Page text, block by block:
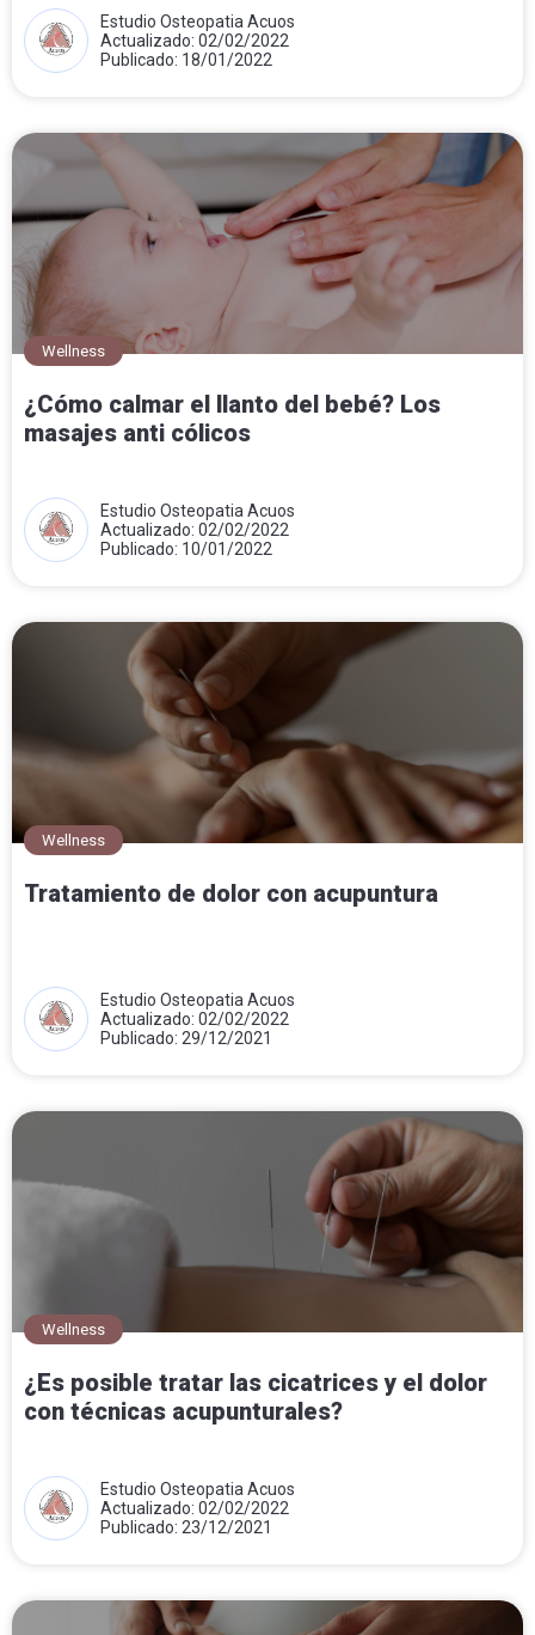
Estudio Osteopatia Acuos
Actualizado: 02/02/2022
Publicado: 18/01/2022
Wellness
¿Cómo calmar el llanto del bebé? Los
masajes anti cólicos
Estudio Osteopatia Acuos
Actualizado: 02/02/2022
Publicado: 10/01/2022
Wellness
Tratamiento de dolor con acupuntura
Estudio Osteopatia Acuos
Actualizado: 02/02/2022
Publicado: 29/12/2021
Wellness
¿Es posible tratar las cicatrices y el dolor
con técnicas acupunturales?
Estudio Osteopatia Acuos
Actualizado: 02/02/2022
Publicado: 23/12/2021